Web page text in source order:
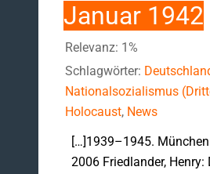
Januar 1942
Relevanz: 1%
Schlagwörter:
Nationalsozialismus
Holocaust, News
[…]1939–1945.
2006 Friedlander, Henry: